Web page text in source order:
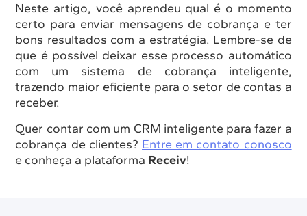
Neste artigo, você aprendeu qual é o momento
certo para enviar mensagens de cobrança e ter
bons resultados com a estratégia. Lembre-se de
que é possível deixar esse processo automático
com um sistema de cobrança inteligente,
trazendo maior eficiente para o setor de contas a
receber.
Quer contar com um CRM inteligente para fazer a
cobrança de clientes? Entre em contato conosco
e conheça a plataforma Receiv!